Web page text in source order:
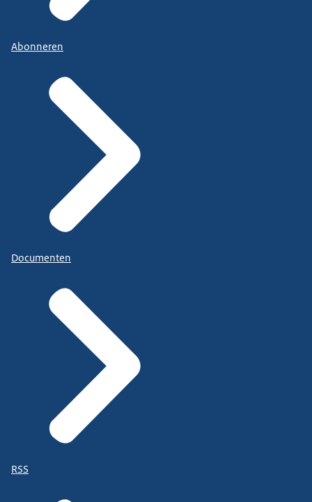
Abonneren
Documenten
RSS